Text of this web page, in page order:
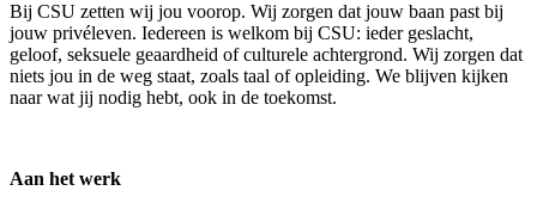
Bij CSU zetten wij jou voorop. Wij zorgen dat jouw baan past bij
jouw privéleven. Iedereen is welkom bij CSU: ieder geslacht,
geloof, seksuele geaardheid of culturele achtergrond. Wij zorgen dat
niets jou in de weg staat, zoals taal of opleiding. We blijven kijken
naar wat jij nodig hebt, ook in de toekomst.
Aan het werk